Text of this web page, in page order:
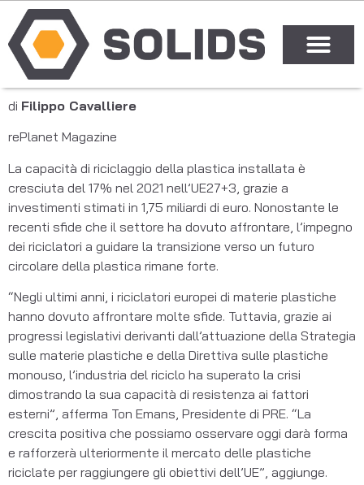
di Filippo Cavalliere
rePlanet Magazine
La capacità di riciclaggio della plastica installata è
cresciuta del 17% nel 2021 nell’UE27+3, grazie a
investimenti stimati in 1,75 miliardi di euro. Nonostante le
recenti sfide che il settore ha dovuto affrontare, l’impegno
dei riciclatori a guidare la transizione verso un futuro
circolare della plastica rimane forte.
“Negli ultimi anni, i riciclatori europei di materie plastiche
hanno dovuto affrontare molte sfide. Tuttavia, grazie ai
progressi legislativi derivanti dall’attuazione della Strategia
sulle materie plastiche e della Direttiva sulle plastiche
monouso, l’industria del riciclo ha superato la crisi
dimostrando la sua capacità di resistenza ai fattori
esterni”, afferma Ton Emans, Presidente di PRE. “La
crescita positiva che possiamo osservare oggi darà forma
e rafforzerà ulteriormente il mercato delle plastiche
riciclate per raggiungere gli obiettivi dell’UE”, aggiunge.